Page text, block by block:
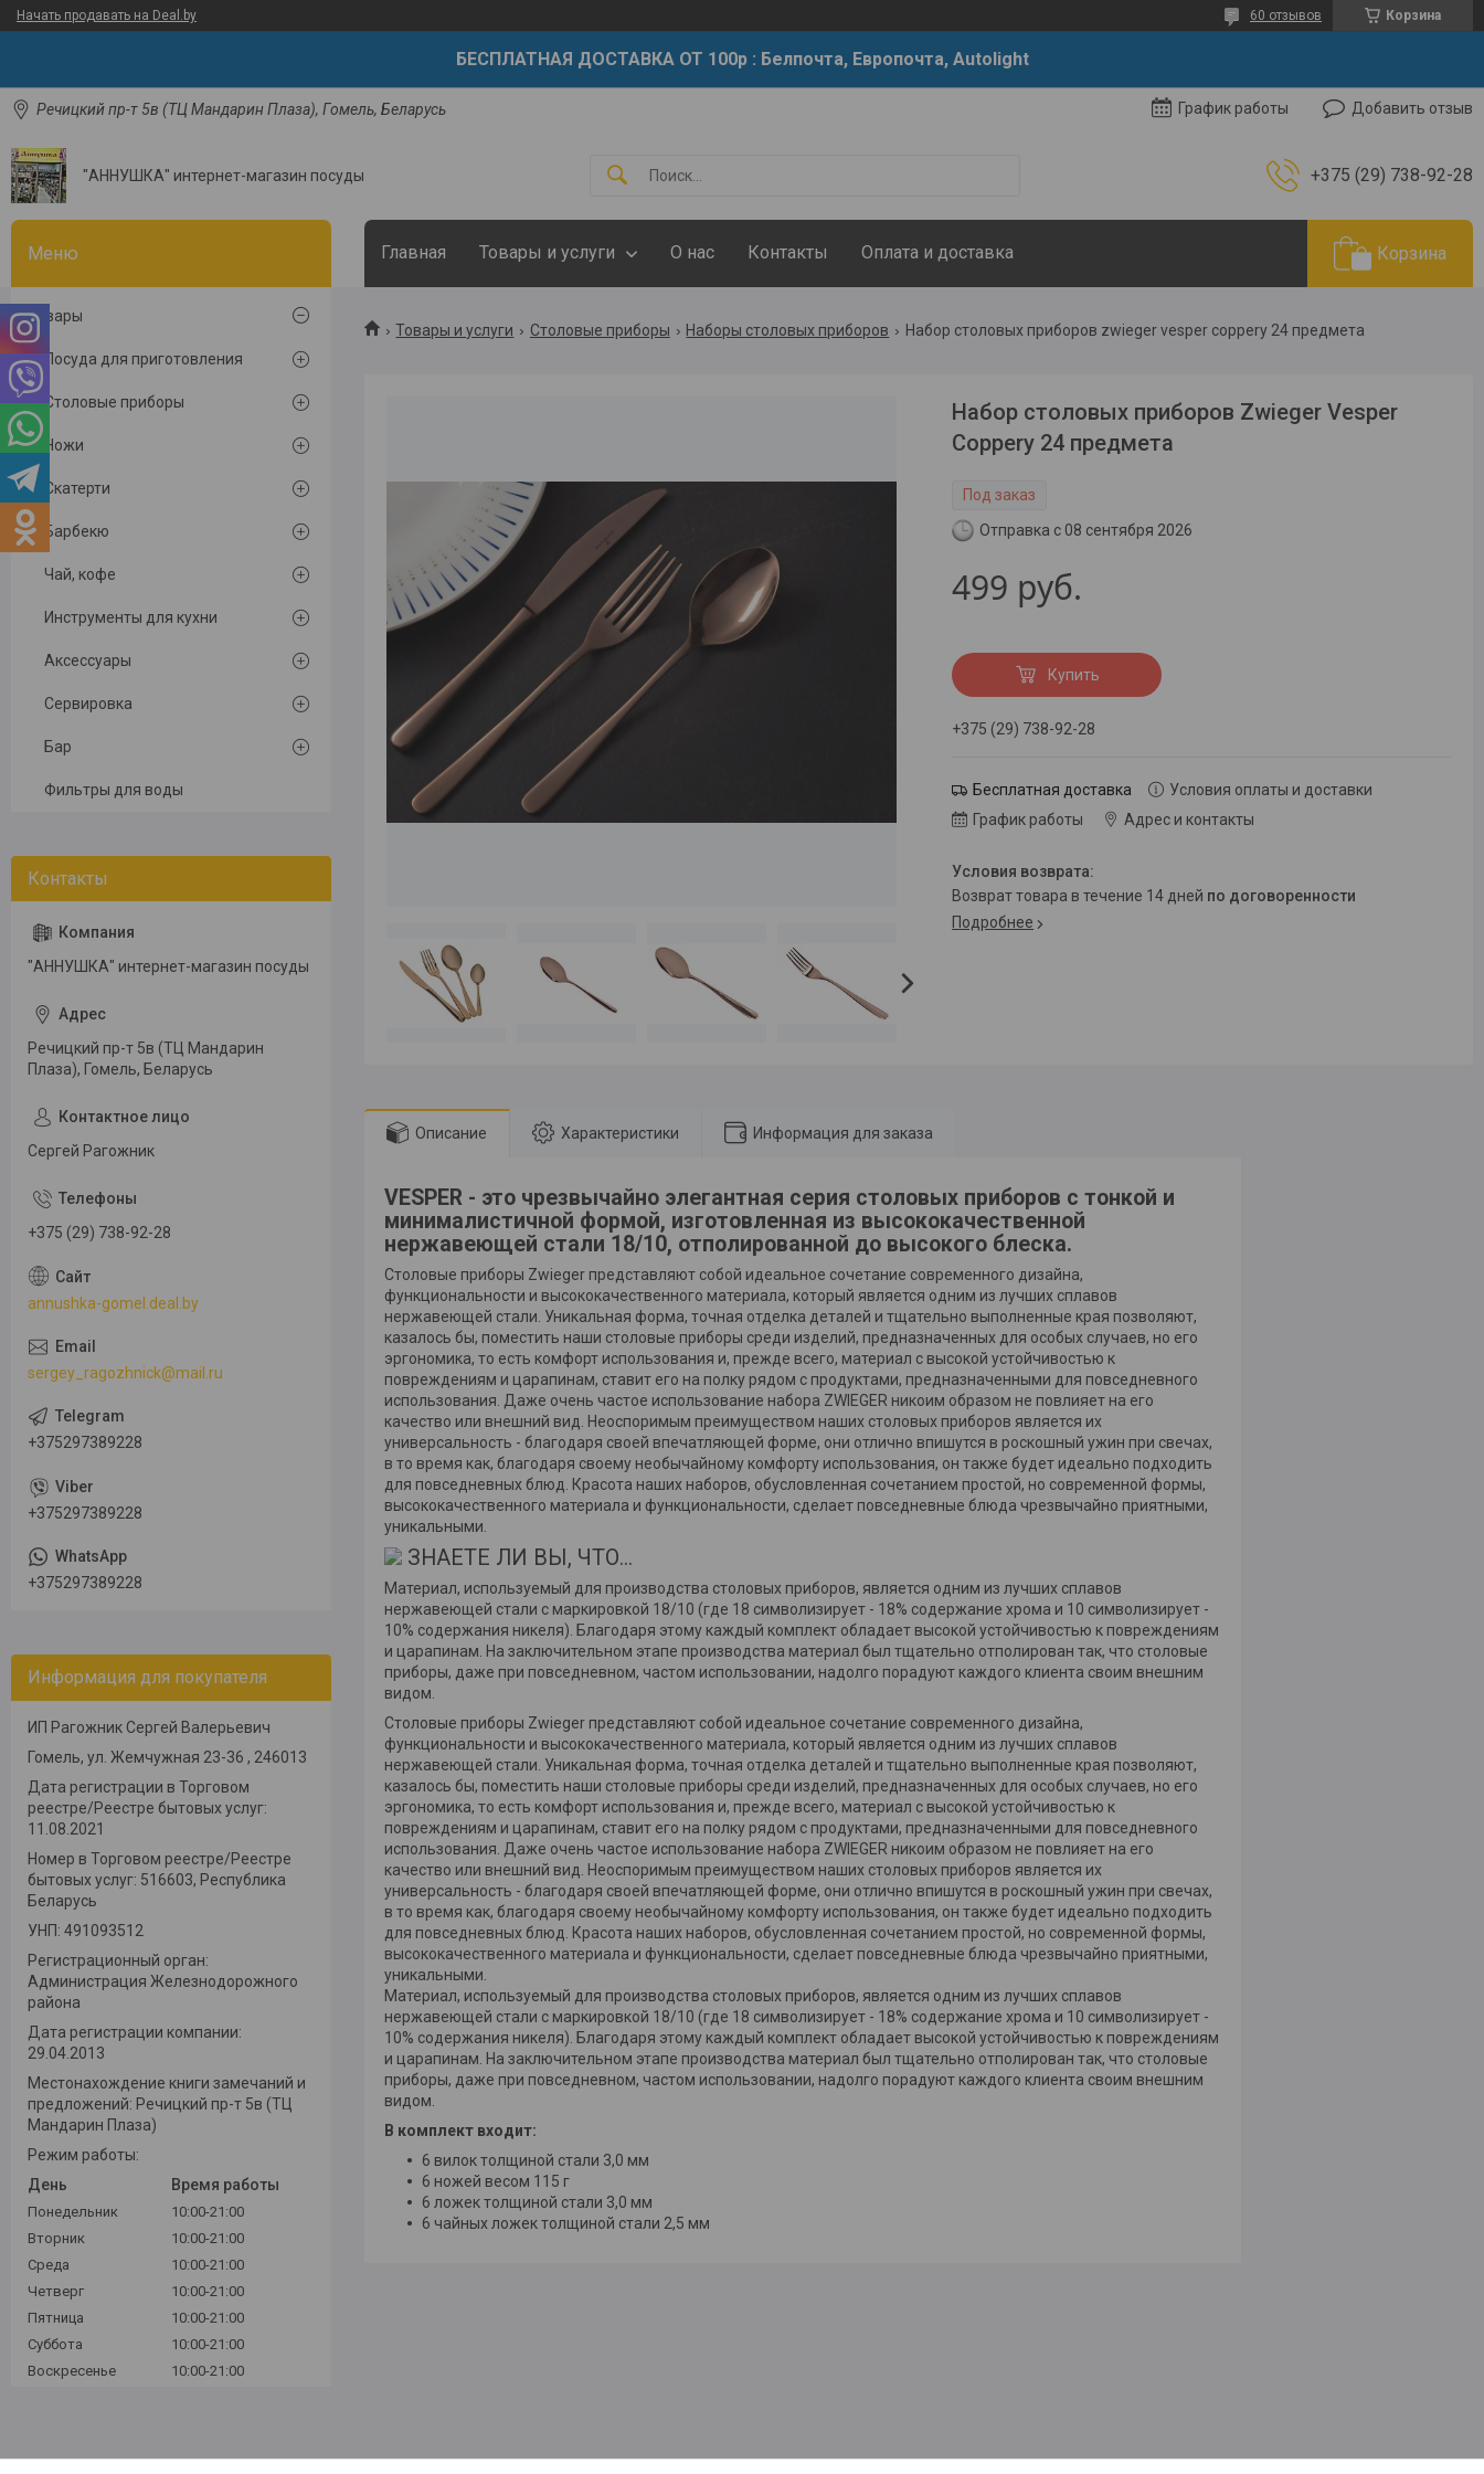
Начать продавать на Deal.by Корзина
60 отзывов
БЕСПЛАТНАЯ ДОСТАВКА ОТ 100р : Белпочта, Европочта, Autolight
Речицкий пр-т 5в (ТЦ Мандарин Плаза), Гомель, Беларусь График работы Добавить отзыв
"АННУШКА" интернет-магазин посуды +375 (29) 738-92-28
Главная Товары и услуги О нас Контакты Оплата и доставка Корзина
Товары и услуги Столовые приборы Наборы столовых приборов Набор столовых приборов zwieger vesper coppery 24 предмета
Набор столовых приборов Zwieger Vesper
Coppery 24 предмета
Под заказ
Отправка с 08 сентября 2026
499 руб.
Купить
+375 (29) 738-92-28
Бесплатная доставка
Условия оплаты и доставки
График работы
Адрес и контакты
возврат товара в течение 14 дней по договоренности
Подробнее
Описание Характеристики Информация для заказа
VESPER - это чрезвычайно элегантная серия столовых приборов с тонкой и
минималистичной формой, изготовленная из высококачественной
нержавеющей стали 18/10, отполированной до высокого блеска.
Столовые приборы Zwieger представляют собой идеальное сочетание современного дизайна,
функциональности и высококачественного материала, который является одним из лучших сплавов
нержавеющей стали. Уникальная форма, точная отделка деталей и тщательно выполненные края позволяют,
казалось бы, поместить наши столовые приборы среди изделий, предназначенных для особых случаев, но его
эргономика, то есть комфорт использования и, прежде всего, материал с высокой устойчивостью к
повреждениям и царапинам, ставит его на полку рядом с продуктами, предназначенными для повседневного
использования. Даже очень частое использование набора ZWIEGER никоим образом не повлияет на его
качество или внешний вид. Неоспоримым преимуществом наших столовых приборов является их
универсальность - благодаря своей впечатляющей форме, они отлично впишутся в роскошный ужин при свечах,
в то время как, благодаря своему необычайному комфорту использования, он также будет идеально подходить
для повседневных блюд. Красота наших наборов, обусловленная сочетанием простой, но современной формы,
высококачественного материала и функциональности, сделает повседневные блюда чрезвычайно приятными,
уникальными.
ЗНАЕТЕ ЛИ ВЫ, ЧТО...
Материал, используемый для производства столовых приборов, является одним из лучших сплавов
нержавеющей стали с маркировкой 18/10 (где 18 символизирует - 18% содержание хрома и 10 символизирует -
10% содержания никеля). Благодаря этому каждый комплект обладает высокой устойчивостью к повреждениям
и царапинам. На заключительном этапе производства материал был тщательно отполирован так, что столовые
приборы, даже при повседневном, частом использовании, надолго порадуют каждого клиента своим внешним
видом.
Столовые приборы Zwieger представляют собой идеальное сочетание современного дизайна,
функциональности и высококачественного материала, который является одним из лучших сплавов
нержавеющей стали. Уникальная форма, точная отделка деталей и тщательно выполненные края позволяют,
казалось бы, поместить наши столовые приборы среди изделий, предназначенных для особых случаев, но его
эргономика, то есть комфорт использования и, прежде всего, материал с высокой устойчивостью к
повреждениям и царапинам, ставит его на полку рядом с продуктами, предназначенными для повседневного
использования. Даже очень частое использование набора ZWIEGER никоим образом не повлияет на его
качество или внешний вид. Неоспоримым преимуществом наших столовых приборов является их
универсальность - благодаря своей впечатляющей форме, они отлично впишутся в роскошный ужин при свечах,
в то время как, благодаря своему необычайному комфорту использования, он также будет идеально подходить
для повседневных блюд. Красота наших наборов, обусловленная сочетанием простой, но современной формы,
высококачественного материала и функциональности, сделает повседневные блюда чрезвычайно приятными,
уникальными.
Материал, используемый для производства столовых приборов, является одним из лучших сплавов
нержавеющей стали с маркировкой 18/10 (где 18 символизирует - 18% содержание хрома и 10 символизирует -
10% содержания никеля). Благодаря этому каждый комплект обладает высокой устойчивостью к повреждениям
и царапинам. На заключительном этапе производства материал был тщательно отполирован так, что столовые
приборы, даже при повседневном, частом использовании, надолго порадуют каждого клиента своим внешним
видом.
В комплект входит:
6 вилок толщиной стали 3,0 мм
6 ножей весом 115 г
6 ложек толщиной стали 3,0 мм
6 чайных ложек толщиной стали 2,5 мм
Товары
Посуда для приготовления
Столовые приборы
Ножи
Скатерти
Барбекю
Чай, кофе
Инструменты для кухни
Аксессуары
Сервировка
Бар
Фильтры для воды
"АННУШКА" интернет-магазин посуды
Речицкий пр-т 5в (ТЦ Мандарин
Плаза), Гомель, Беларусь
Сергей Рагожник
+375 (29) 738-92-28
annushka-gomel.deal.by
sergey_ragozhnick@mail.ru
+375297389228
+375297389228
+375297389228
Информация для покупателя
ИП Рагожник Сергей Валерьевич
Гомель, ул. Жемчужная 23-36 , 246013
Дата регистрации в Торговом
реестре/Реестре бытовых услуг:
11.08.2021
Номер в Торговом реестре/Реестре
бытовых услуг: 516603, Республика
Беларусь
УНП: 491093512
Регистрационный орган:
Администрация Железнодорожного
района
Дата регистрации компании:
29.04.2013
Местонахождение книги замечаний и
предложений: Речицкий пр-т 5в (ТЦ
Мандарин Плаза)
Режим работы:
День
Время работы
Понедельник
10:00-21:00
Вторник
10:00-21:00
Среда
10:00-21:00
Четверг
10:00-21:00
Пятница
10:00-21:00
Суббота
10:00-21:00
Воскресенье
10:00-21:00